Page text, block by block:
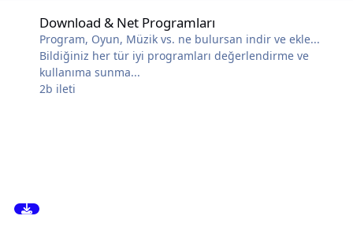
Download & Net Programları
Program, Oyun, Müzik vs. ne bulursan indir ve ekle...
Bildiğiniz her tür iyi programları değerlendirme ve
kullanıma sunma...
2b ileti